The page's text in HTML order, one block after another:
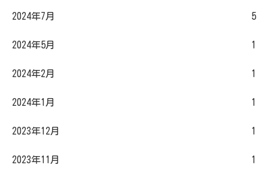
2024年7月 5
2024年5月 1
2024年2月 1
2024年1月 1
2023年12月 1
2023年11月 1